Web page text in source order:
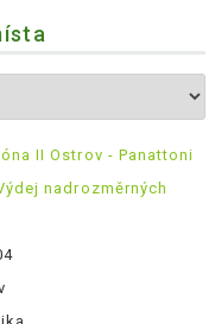
II Ostrov - Panattoni
nadrozměrných